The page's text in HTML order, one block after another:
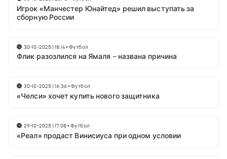
Игрок «Манчестер Юнайтед» решил выступать за
сборную России
30-10-2025 | 18:14•Футбол
Флик разозлился на Ямаля – названа причина
30-10-2025 | 16:36•Футбол
«Челси» хочет купить нового защитника
29-10-2025 | 17:08•Футбол
«Реал» продаст Винисиуса при одном условии